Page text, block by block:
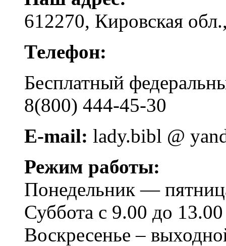
612270, Кировская
Телефон:
Бесплатный
8(800) 444-45-30
E-mail: lady.bibl @
Режим работы:
Понедельник —
Суббота с 9.00 до 13.00
Воскресенье –